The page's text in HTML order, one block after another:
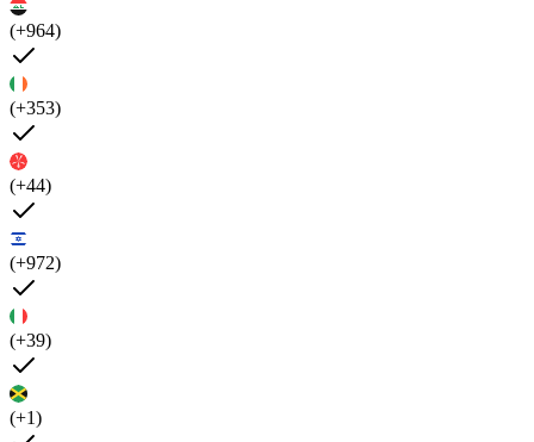
(+964)
(+353)
(+44)
(+972)
(+39)
(+1)